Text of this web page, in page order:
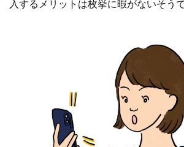
入するメリットは枚挙に暇がないそうで